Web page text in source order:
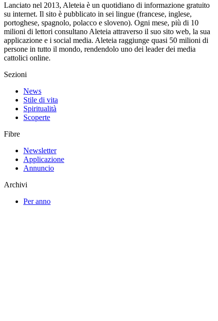
Lanciato nel 2013, Aleteia è un quotidiano di informazione gratuito
su internet. Il sito è pubblicato in sei lingue (francese, inglese,
portoghese, spagnolo, polacco e sloveno). Ogni mese, più di 10
milioni di lettori consultano Aleteia attraverso il suo sito web, la sua
applicazione e i social media. Aleteia raggiunge quasi 50 milioni di
persone in tutto il mondo, rendendolo uno dei leader dei media
cattolici online.
Sezioni
News
Stile di vita
Spiritualità
Scoperte
Fibre
Newsletter
Applicazione
Annuncio
Archivi
Per anno